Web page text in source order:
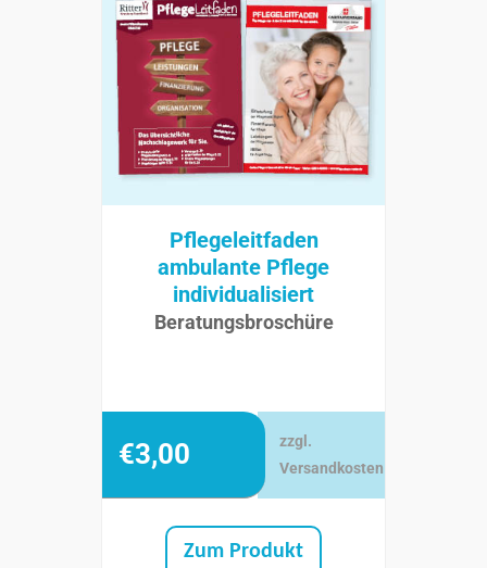
Pflegeleitfaden
ambulante Pflege
individualisiert
Beratungsbroschüre
€3,00
zzgl.
Versandkosten
Zum Produkt